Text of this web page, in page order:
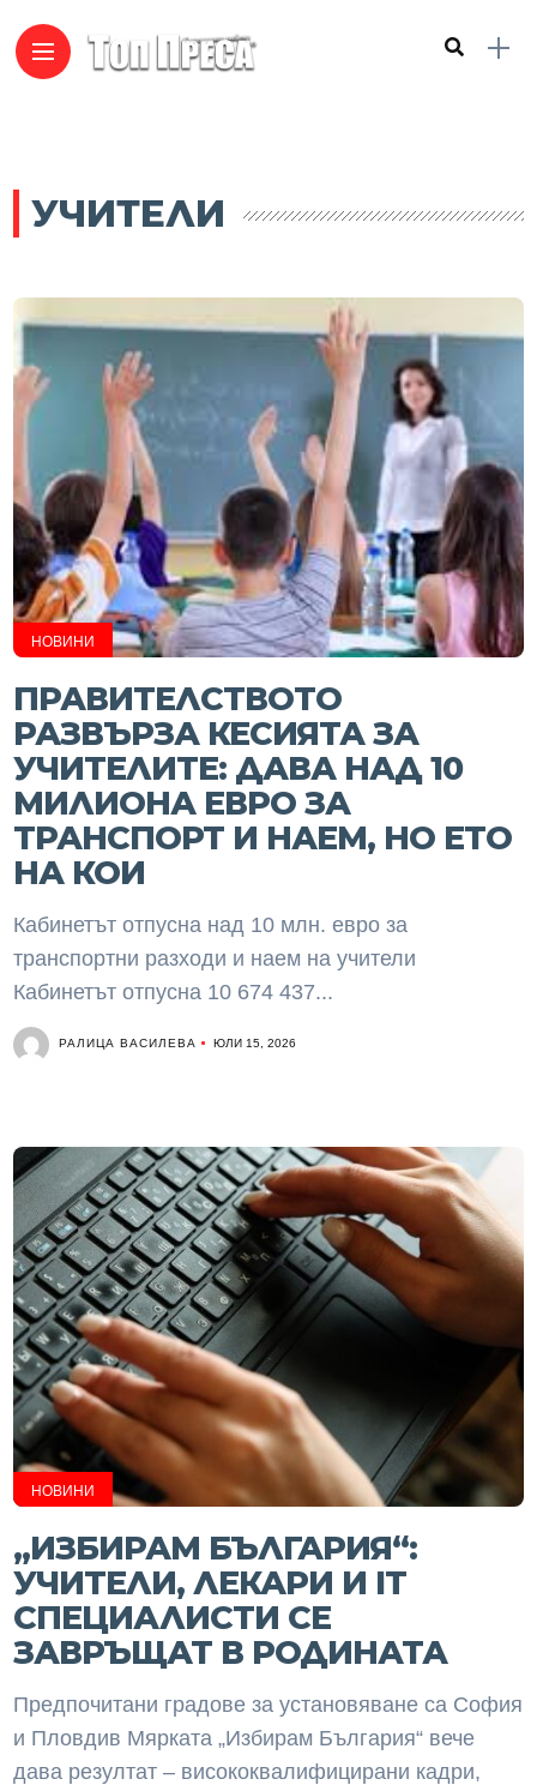
УЧИТЕЛИ
НОВИНИ
ПРАВИТЕЛСТВОТО
РАЗВЪРЗА КЕСИЯТА ЗА
УЧИТЕЛИТЕ: ДАВА НАД 10
МИЛИОНА ЕВРО ЗА
ТРАНСПОРТ И НАЕМ, НО ЕТО
НА КОИ
Кабинетът отпусна над 10 млн. евро за
транспортни разходи и наем на учители
Кабинетът отпусна 10 674 437...
РАЛИЦА ВАСИЛЕВА ЮЛИ 15, 2026
НОВИНИ
„ИЗБИРАМ БЪЛГАРИЯ“:
УЧИТЕЛИ, ЛЕКАРИ И IT
СПЕЦИАЛИСТИ СЕ
ЗАВРЪЩАТ В РОДИНАТА
Предпочитани градове за установяване са София
и Пловдив Мярката „Избирам България“ вече
дава резултат – висококвалифицирани кадри,